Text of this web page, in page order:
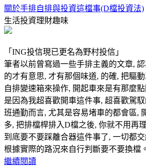
關於手排自排與投資這檔事(D檔投資法)
生活投資理財趣味
「ING投信現已更名為野村投信」
筆者以前曾寫過一些手排主義的文章,
的才有意思, 才有那個味道, 的確, 把驅
自排變速箱來操作, 開起車來是有那麼
是因為我超喜歡開車這件事, 超喜歡駕
班通勤而言, 尤其是容易堵車的都會區,
多, 把排檔桿排入D檔之後, 你就不用再
到底要不要踩離合器這件事了, 一切都
根據實際的路況來自行判斷要不要換檔。
繼續閱讀